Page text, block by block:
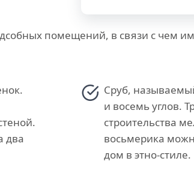
помещений, в связи с чем
два
Сруб,
и восемь углов.
строительства
восьмерика
дом в этно-стиле.